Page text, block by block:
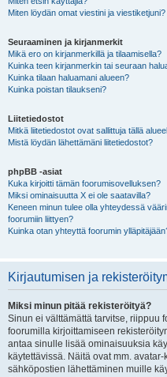
Miten löydän omat viestini ja viestiketjuni?
Seuraaminen ja kirjanmerkit
Mikä ero on kirjanmerkillä ja tilaamisella?
Kuinka teen kirjanmerkin tai seuraan
Kuinka tilaan haluamani alueen?
Kuinka poistan tilaukseni?
Liitetiedostot
Mitkä liitetiedostot ovat sallittuja tällä
Mistä löydän lähettämäni liitetiedostot?
phpBB -asiat
Kuka kirjoitti tämän foorumisovelluksen?
Miksi ominaisuutta X ei ole saatavilla?
Keneen minun tulee olla yhteydessä
foorumiin liittyen?
Kuinka otan yhteyttä foorumin
Kirjautumisen ja
Miksi minun pitää rekisteröityä?
Sinun ei välttämättä tarvitse, riippuu
foorumilla kirjoittamiseen
antaa sinulle lisää ominaisuuksia
käytettävissä. Näitä ovat mm.
sähköpostien lähettäminen muille